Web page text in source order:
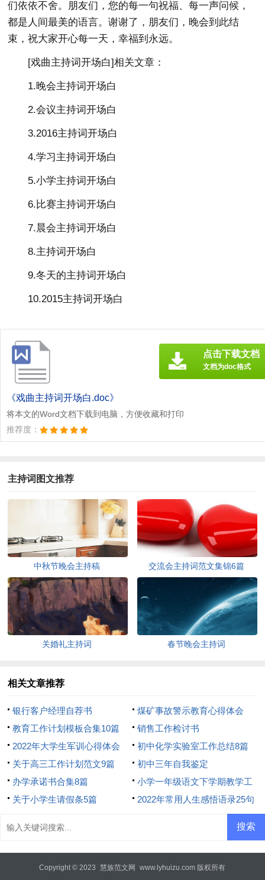
们依依不舍。朋友们，您的每一句祝福、每一声问候，
都是人间最美的语言。谢谢了，朋友们，晚会到此结
束，祝大家开心每一天，幸福到永远。
[戏曲主持词开场白]相关文章：
1.晚会主持词开场白
2.会议主持词开场白
3.2016主持词开场白
4.学习主持词开场白
5.小学主持词开场白
6.比赛主持词开场白
7.晨会主持词开场白
8.主持词开场白
9.冬天的主持词开场白
10.2015主持词开场白
《戏曲主持词开场白.doc》
将本文的Word文档下载到电脑，方便收藏和打印
推荐度：
点击下载文档
文档为doc格式
主持词图文推荐
中秋节晚会主持稿 交流会主持词范文集锦6篇
关婚礼主持词 春节晚会主持词
相关文章推荐
银行客户经理自荐书
煤矿事故警示教育心得体会
教育工作计划模板合集10篇
销售工作检讨书
2022年大学生军训心得体会
初中化学实验室工作总结8篇
关于高三工作计划范文9篇
初中三年自我鉴定
办学承诺书合集8篇
小学一年级语文下学期教学工
作总结
关于小学生请假条5篇 2022年常用人生感悟语录25句
Copyright © 2023 慧族范文网 www.lyhuizu.com 版权所有